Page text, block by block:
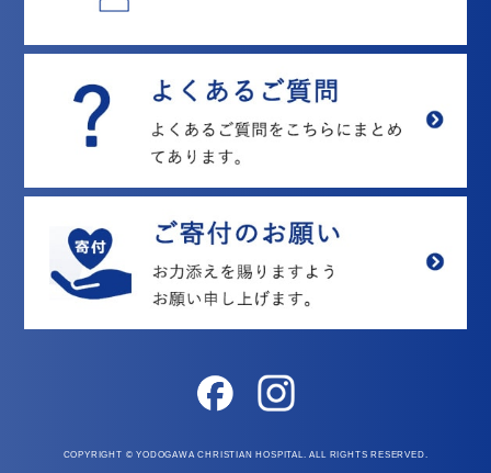
COPYRIGHT © YODOGAWA CHRISTIAN HOSPITAL. ALL RIGHTS RESERVED.